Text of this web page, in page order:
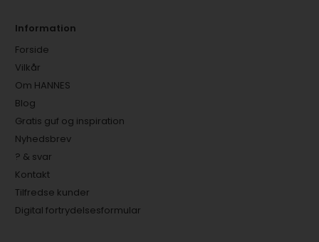
Information
Forside
Vilkår
Om HANNES
Blog
Gratis guf og inspiration
Nyhedsbrev
? & svar
Kontakt
Tilfredse kunder
Digital fortrydelsesformular